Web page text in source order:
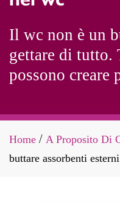
Il wc non è un
gettare di tutto.
possono creare
smaltiti
Home / A Proposito Di
buttare assorbenti